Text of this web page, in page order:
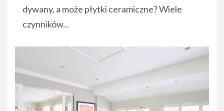
dywany, a może płytki ceramiczne? Wiele
czynników...